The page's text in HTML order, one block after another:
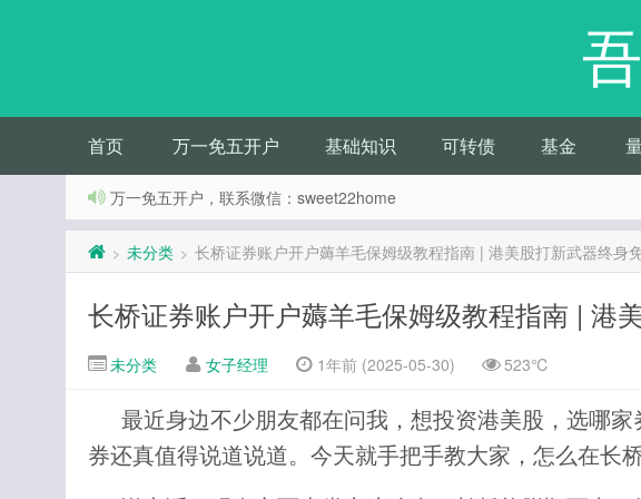
首页 万一免五开户 基础知识 可转债 基金
万一免五开户，联系微信：sweet22home
> 未分类 > 长桥证券账户开户薅羊毛保姆级教程指南 | 港美股打新武器终身
长桥证券账户开户薅羊毛保姆级教程指南 | 港
未分类 女子经理 1年前 (2025-05-30) 523℃
最近身边不少朋友都在问我，想投资港美股，选哪
券还真值得说道说道。今天就手把手教大家，怎么在长